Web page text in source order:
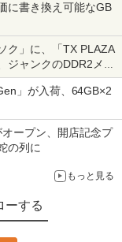
に書き換え可能なGB
ク」に、「TX PLAZA
ャンクのDDR2メモ
」が入荷、64GB×2
ープン、開店記念プ
の列に
もっと見る
ーする